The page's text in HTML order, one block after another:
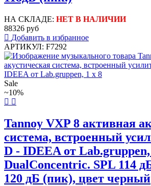
НА СКЛАДЕ: НЕТ В НАЛИЧИИ
88326 руб
Добавить в избранное
АРТИКУЛ: F7292
Sale
~10%
Tannoy VXP 8 активная
система, встроенный
D - IDEEA от
DualConcentric. SPL 114
120 дБ (пик), цвет черный